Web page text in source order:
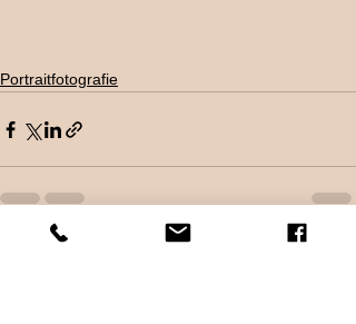
Portraitfotografie